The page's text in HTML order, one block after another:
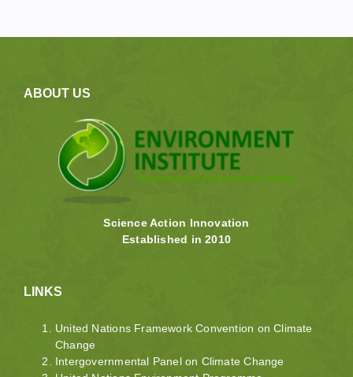
ABOUT US
Science Action Innovation
Established in 2010
LINKS
United Nations Framework Convention on Climate
Change
Intergovernmental Panel on Climate Change